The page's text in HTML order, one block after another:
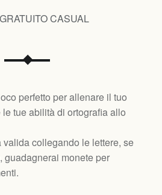
CASUAL
perfetto per allenare il tuo
tue abilità di ortografia allo
collegando le lettere, se
guadagnerai monete per